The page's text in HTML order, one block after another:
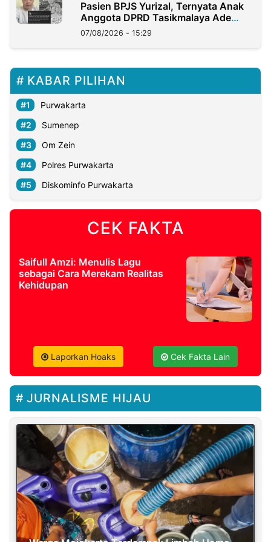
Pasien BPJS Yurizal, Ternyata Anak
Anggota DPRD Tasikmalaya Ade
Lukman
07/08/2026 - 15:29
KABAR PILIHAN
Purwakarta
Sumenep
Om Zein
Polres Purwakarta
Diskominfo Purwakarta
CEK FAKTA
Saifull Amzi: Menulis Lagu
sebagai Cara Merekam Realitas
Kehidupan
Laporkan Hoaks Cek Fakta Lain
JURNALISME HIJAU